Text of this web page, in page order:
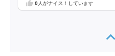
0人がナイス！しています